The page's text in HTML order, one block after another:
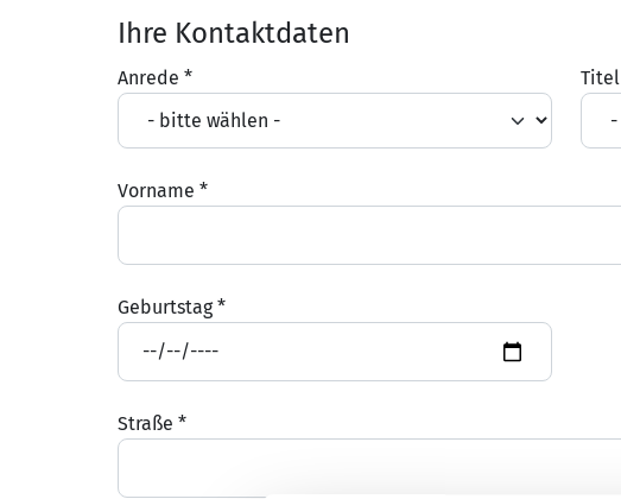
Ihre Kontaktdaten
Anrede * Titel
Vorname *
Geburtstag*
Straße *